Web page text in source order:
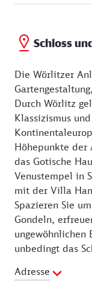
Schloss
Die Wörlitzer
Durch Wörlitz
Klassizismus
Höhepunkte der
das Gotische
Venustempel in
mit der Villa
Spazieren Sie
Gondeln,
ungewöhnlichen
unbedingt das
Adresse